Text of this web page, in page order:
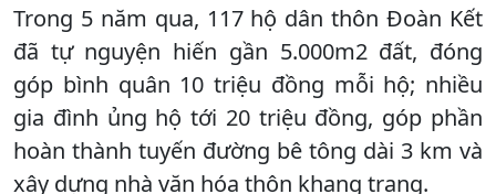
Trong 5 năm qua, 117 hộ dân thôn Đoàn Kết
đã tự nguyện hiến gần 5.000m2 đất, đóng
góp bình quân 10 triệu đồng mỗi hộ; nhiều
gia đình ủng hộ tới 20 triệu đồng, góp phần
hoàn thành tuyến đường bê tông dài 3 km và
xây dựng nhà văn hóa thôn khang trang.